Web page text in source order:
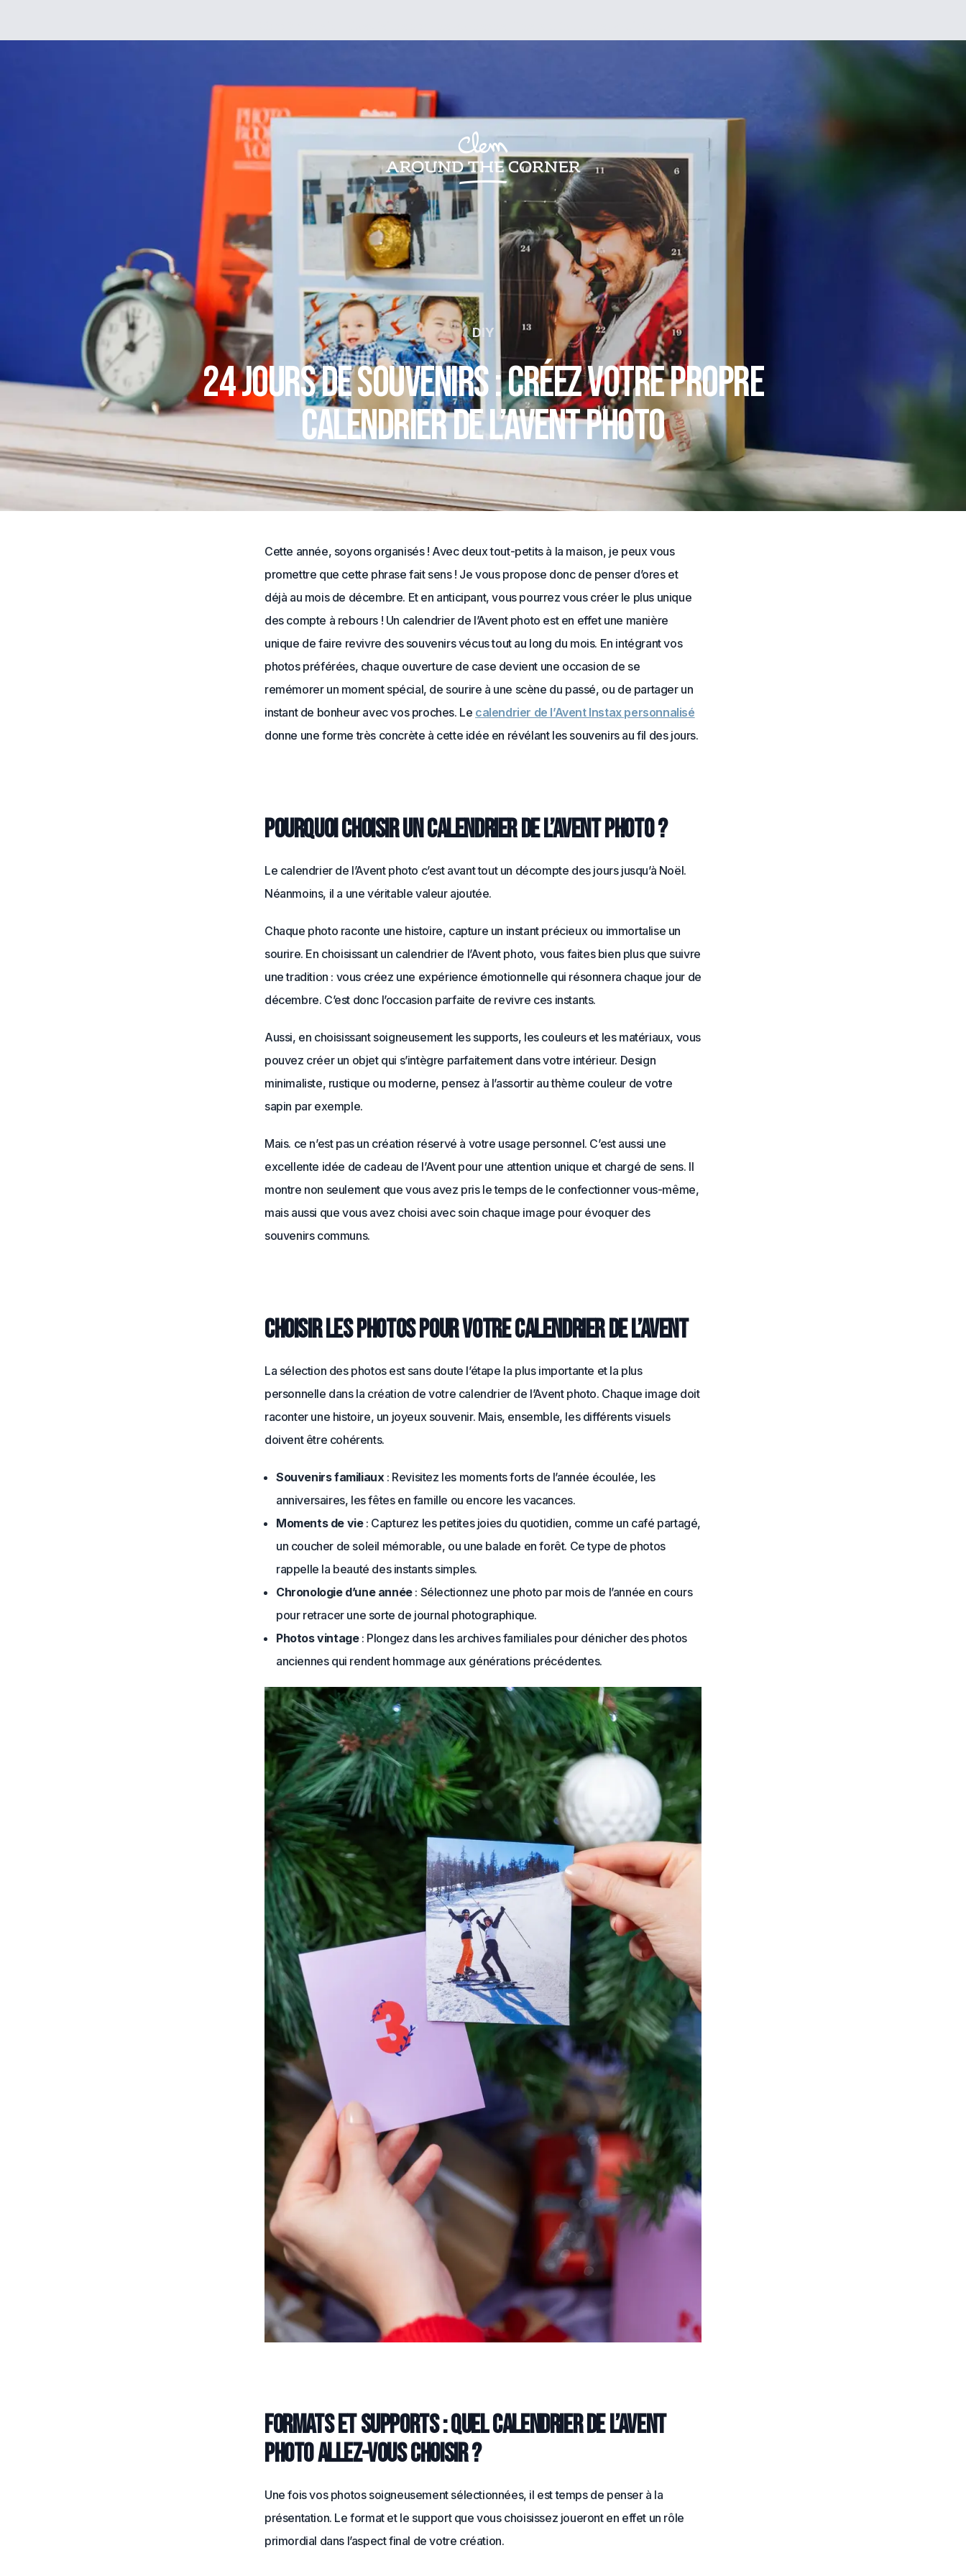
DIY
24 jours de souvenirs : Créez votre propre
calendrier de l’Avent photo
Cette année, soyons organisés ! Avec deux tout-petits à la maison, je peux vous
promettre que cette phrase fait sens ! Je vous propose donc de penser d’ores et
déjà au mois de décembre. Et en anticipant, vous pourrez vous créer le plus unique
des compte à rebours ! Un calendrier de l’Avent photo est en effet une manière
unique de faire revivre des souvenirs vécus tout au long du mois. En intégrant vos
photos préférées, chaque ouverture de case devient une occasion de se
remémorer un moment spécial, de sourire à une scène du passé, ou de partager un
instant de bonheur avec vos proches. Le calendrier de l’Avent Instax personnalisé
donne une forme très concrète à cette idée en révélant les souvenirs au fil des jours.
Pourquoi choisir un calendrier de l’Avent photo ?
Le calendrier de l’Avent photo c’est avant tout un décompte des jours jusqu’à Noël.
Néanmoins, il a une véritable valeur ajoutée.
Chaque photo raconte une histoire, capture un instant précieux ou immortalise un
sourire. En choisissant un calendrier de l’Avent photo, vous faites bien plus que suivre
une tradition : vous créez une expérience émotionnelle qui résonnera chaque jour de
décembre. C’est donc l’occasion parfaite de revivre ces instants.
Aussi, en choisissant soigneusement les supports, les couleurs et les matériaux, vous
pouvez créer un objet qui s’intègre parfaitement dans votre intérieur. Design
minimaliste, rustique ou moderne, pensez à l’assortir au thème couleur de votre
sapin par exemple.
Mais. ce n’est pas un création réservé à votre usage personnel. C’est aussi une
excellente idée de cadeau de l’Avent pour une attention unique et chargé de sens. Il
montre non seulement que vous avez pris le temps de le confectionner vous-même,
mais aussi que vous avez choisi avec soin chaque image pour évoquer des
souvenirs communs.
Choisir les photos pour votre calendrier de l’Avent
La sélection des photos est sans doute l’étape la plus importante et la plus
personnelle dans la création de votre calendrier de l’Avent photo. Chaque image doit
raconter une histoire, un joyeux souvenir. Mais, ensemble, les différents visuels
doivent être cohérents.
Souvenirs familiaux: Revisitez les moments forts de l’année écoulée, les
anniversaires, les fêtes en famille ou encore les vacances.
Moments de vie: Capturez les petites joies du quotidien, comme un café partagé,
un coucher de soleil mémorable, ou une balade en forêt. Ce type de photos
rappelle la beauté des instants simples.
Chronologie d’une année: Sélectionnez une photo par mois de l’année en cours
pour retracer une sorte de journal photographique.
Photos vintage: Plongez dans les archives familiales pour dénicher des photos
anciennes qui rendent hommage aux générations précédentes.
Formats et supports : quel calendrier de l’Avent
photo allez-vous choisir ?
Une fois vos photos soigneusement sélectionnées, il est temps de penser à la
présentation. Le format et le support que vous choisissez joueront en effet un rôle
primordial dans l’aspect final de votre création.